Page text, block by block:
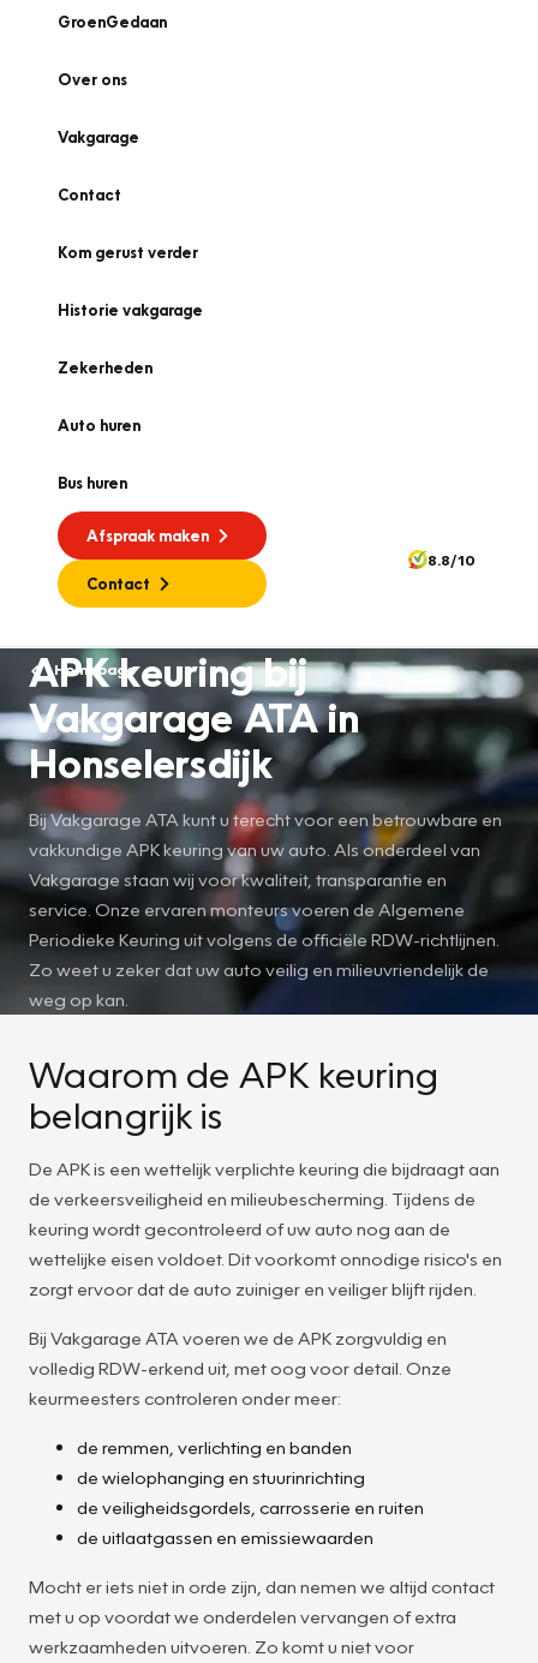
GroenGedaan
Over ons
Vakgarage
Contact
Kom gerust verder
Historie vakgarage
Zekerheden
Auto huren
Bus huren
Afspraak maken
Contact
8.8/10
Homepage
APK keuring bij
Vakgarage ATA in
Honselersdijk
Bij Vakgarage ATA kunt u terecht voor een betrouwbare en
vakkundige APK keuring van uw auto. Als onderdeel van
Vakgarage staan wij voor kwaliteit, transparantie en
service. Onze ervaren monteurs voeren de Algemene
Periodieke Keuring uit volgens de officiële RDW-richtlijnen.
Zo weet u zeker dat uw auto veilig en milieuvriendelijk de
weg op kan.
Waarom de APK keuring
belangrijk is
De APK is een wettelijk verplichte keuring die bijdraagt aan
de verkeersveiligheid en milieubescherming. Tijdens de
keuring wordt gecontroleerd of uw auto nog aan de
wettelijke eisen voldoet. Dit voorkomt onnodige risico's en
zorgt ervoor dat de auto zuiniger en veiliger blijft rijden.
Bij Vakgarage ATA voeren we de APK zorgvuldig en
volledig RDW-erkend uit, met oog voor detail. Onze
keurmeesters controleren onder meer:
de remmen, verlichting en banden
de wielophanging en stuurinrichting
de veiligheidsgordels, carrosserie en ruiten
de uitlaatgassen en emissiewaarden
Mocht er iets niet in orde zijn, dan nemen we altijd contact
met u op voordat we onderdelen vervangen of extra
werkzaamheden uitvoeren. Zo komt u niet voor